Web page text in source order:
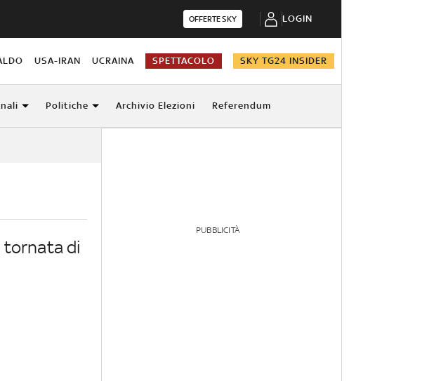
OFFERTE SKY LOGIN
USA-IRAN UCRAINA SPETTACOLO SKY TG24 INSIDER
Politiche Archivio Elezioni Referendum
tornata di
PUBBLICITÀ